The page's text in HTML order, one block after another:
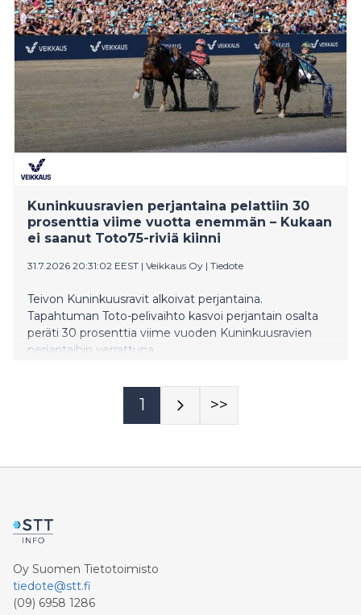
Kuninkuusravien perjantaina pelattiin 30
prosenttia viime vuotta enemmän – Kukaan
ei saanut Toto75-riviä kiinni
31.7.2026 20:31:02 EEST | Veikkaus Oy | Tiedote
Teivon Kuninkuusravit alkoivat perjantaina.
Tapahtuman Toto-pelivaihto kasvoi perjantain osalta
peräti 30 prosenttia viime vuoden Kuninkuusravien
perjantaihin verrattuna.
1 >>
Oy Suomen Tietotoimisto
tiedote@stt.fi
(09) 6958 1286